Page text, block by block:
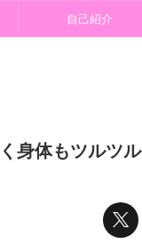
自己紹介
身体もツルツル